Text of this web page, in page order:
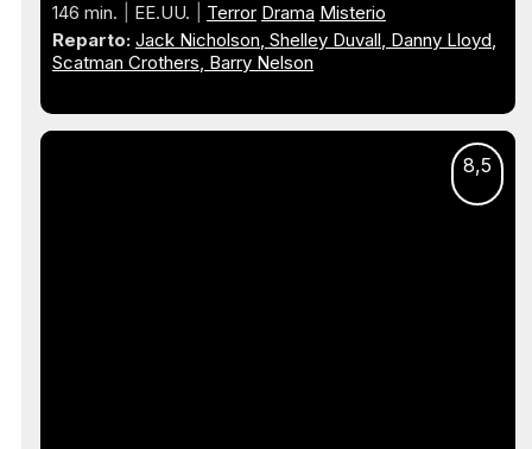
146 min. EE.UU. Terror Drama Misterio
Reparto: Jack Nicholson Shelley Duvall Danny Lloyd
Scatman Crothers Barry Nelson
8,5